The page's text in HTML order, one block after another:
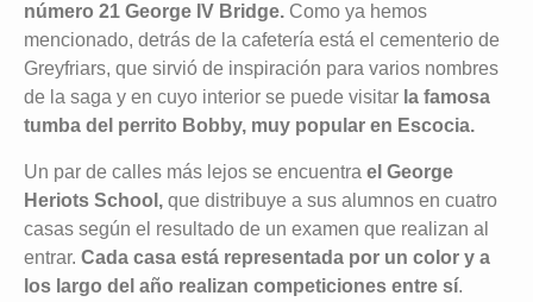
número 21 George IV Bridge. Como ya hemos
mencionado, detrás de la cafetería está el cementerio de
Greyfriars, que sirvió de inspiración para varios nombres
de la saga y en cuyo interior se puede visitar la famosa
tumba del perrito Bobby, muy popular en Escocia.
Un par de calles más lejos se encuentra el George
Heriots School, que distribuye a sus alumnos en cuatro
casas según el resultado de un examen que realizan al
entrar. Cada casa está representada por un color y a
los largo del año realizan competiciones entre sí.